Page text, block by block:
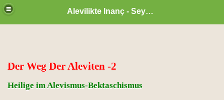
Alevilikte Inanç - Seyyid Hakkı
Der Weg Der Aleviten -2
Heilige im Alevismus-Bektaschismus